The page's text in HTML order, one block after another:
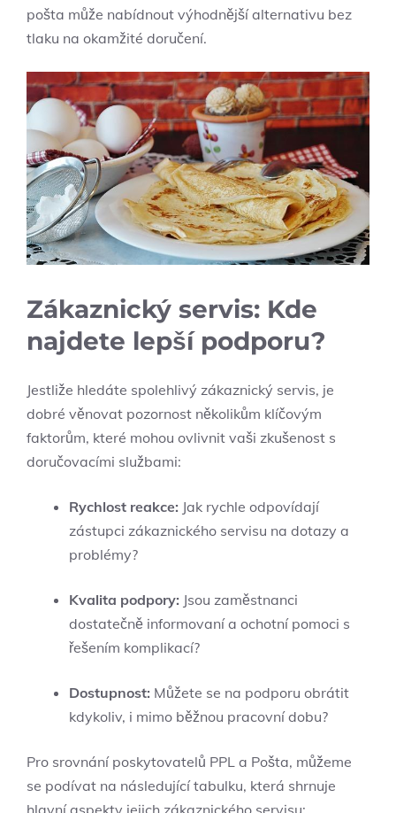
pošta může nabídnout výhodnější alternativu bez
tlaku na okamžité doručení.
Zákaznický servis: Kde
najdete lepší podporu?
Jestliže hledáte spolehlivý zákaznický servis, je
dobré věnovat pozornost několikům klíčovým
faktorům, které mohou ovlivnit vaši zkušenost s
doručovacími službami:
Rychlost reakce: Jak rychle odpovídají
zástupci zákaznického servisu na dotazy a
problémy?
Kvalita podpory: Jsou zaměstnanci
dostatečně informovaní a ochotní pomoci s
řešením komplikací?
Dostupnost: Můžete se na podporu obrátit
kdykoliv, i mimo běžnou pracovní dobu?
Pro srovnání poskytovatelů PPL a Pošta, můžeme
se podívat na následující tabulku, která shrnuje
hlavní aspekty jejich zákaznického servisu: